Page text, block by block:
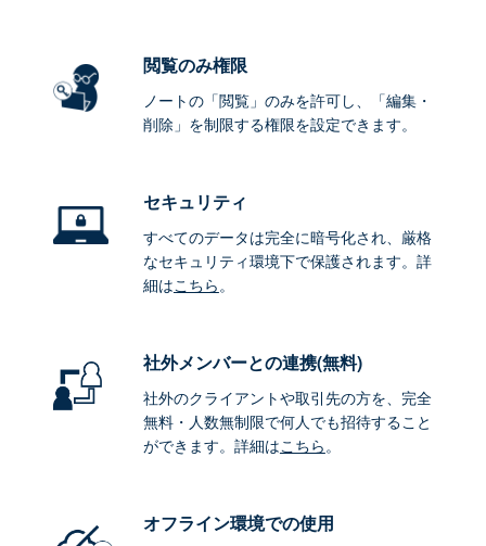
閲覧のみ権限
ノートの「閲覧」のみを許可し、「編集・
削除」を制限する権限を設定できます。
セキュリティ
すべてのデータは完全に暗号化され、厳格
なセキュリティ環境下で保護されます。詳
細はこちら。
社外メンバーとの連携(無料)
社外のクライアントや取引先の方を、完全
無料・人数無制限で何人でも招待すること
ができます。詳細はこちら。
オフライン環境での使用